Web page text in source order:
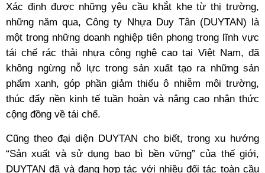
Xác định được những yêu cầu khắt khe từ thị trường,
những năm qua, Công ty Nhựa Duy Tân (DUYTAN) là
một trong những doanh nghiệp tiên phong trong lĩnh vực
tái chế rác thải nhựa công nghệ cao tại Việt Nam, đã
không ngừng nỗ lực trong sản xuất tạo ra những sản
phẩm xanh, góp phần giảm thiểu ô nhiễm môi trường,
thúc đẩy nền kinh tế tuần hoàn và nâng cao nhận thức
cộng đồng về tái chế.
Cũng theo đại diện DUYTAN cho biết, trong xu hướng
“Sản xuất và sử dụng bao bì bền vững” của thế giới,
DUYTAN đã và đang hợp tác với nhiều đối tác toàn cầu